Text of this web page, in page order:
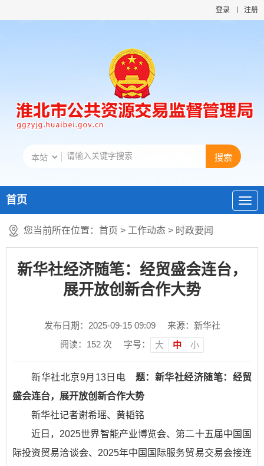
登录 注册
首页
您当前所在位置： 首页 > 工作动态 > 时政要闻
新华社经济随笔：经贸盛会连台，
展开放创新合作大势
发布日期：2025-09-15 09:09
来源：新华社
阅读： 152 次 字号： 大 中 小
新华社北京9月13日电 题：新华社经济随笔：经贸
盛会连台，展开放创新合作大势
新华社记者谢希瑶、黄韬铭
近日，2025世界智能产业博览会、第二十五届中国国
际投资贸易洽谈会、2025年中国国际服务贸易交易会接连